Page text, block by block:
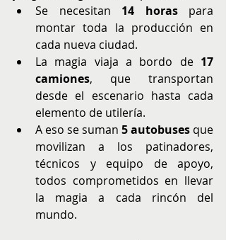
Se necesitan 14 horas para
montar toda la producción en
cada nueva ciudad.
La magia viaja a bordo de 17
camiones, que transportan
desde el escenario hasta cada
elemento de utilería.
A eso se suman 5 autobuses que
movilizan a los patinadores,
técnicos y equipo de apoyo,
todos comprometidos en llevar
la magia a cada rincón del
mundo.